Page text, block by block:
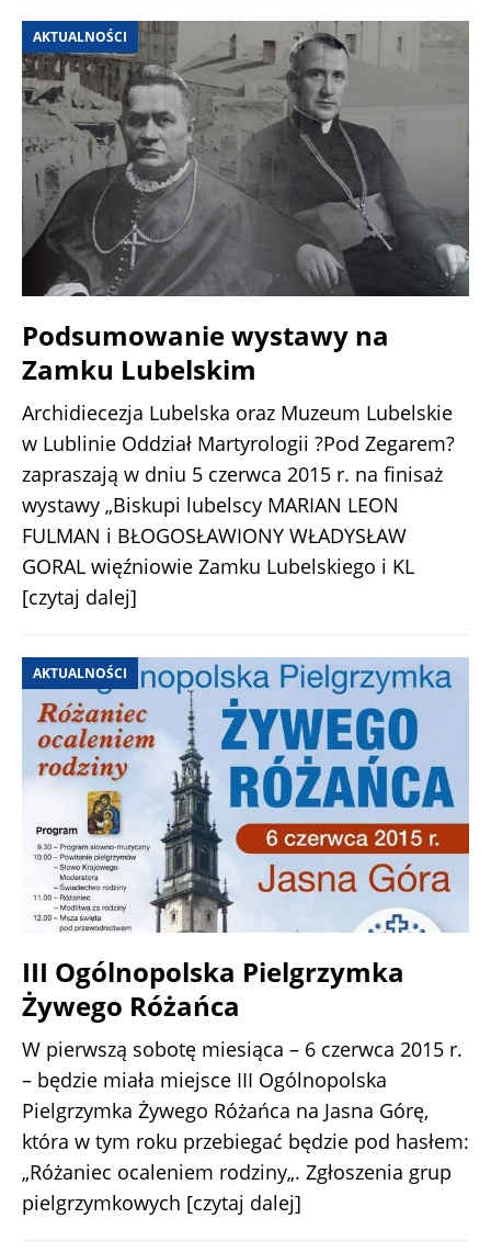
AKTUALNOŚCI
Podsumowanie wystawy na
Zamku Lubelskim
Archidiecezja Lubelska oraz Muzeum Lubelskie
w Lublinie Oddział Martyrologii ?Pod Zegarem?
zapraszają w dniu 5 czerwca 2015 r. na finisaż
wystawy „Biskupi lubelscy MARIAN LEON
FULMAN i BŁOGOSŁAWIONY WŁADYSŁAW
GORAL więźniowie Zamku Lubelskiego i KL
[czytaj dalej]
AKTUALNOŚCI
III Ogólnopolska Pielgrzymka
Żywego Różańca
W pierwszą sobotę miesiąca – 6 czerwca 2015 r.
– będzie miała miejsce III Ogólnopolska
Pielgrzymka Żywego Różańca na Jasna Górę,
która w tym roku przebiegać będzie pod hasłem:
„Różaniec ocaleniem rodziny„. Zgłoszenia grup
pielgrzymkowych [czytaj dalej]